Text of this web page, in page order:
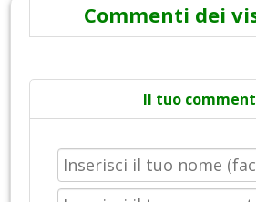
Commenti dei
Il tuo